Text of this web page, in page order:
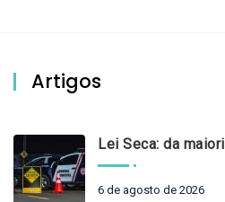
Artigos
Lei Seca: da maioridade à maturidade
6 de agosto de 2026